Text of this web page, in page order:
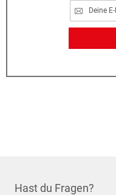
Hast du Fragen?